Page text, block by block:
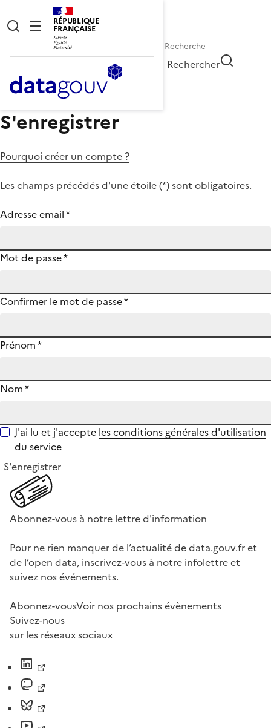
RÉPUBLIQUE
FRANÇAISE
Rechercher
S'enregistrer
Pourquoi créer un compte ?
Les champs précédés d'une étoile (*) sont obligatoires.
Adresse email*
Mot de passe*
Confirmer le mot de passe*
Prénom*
Nom*
J'ai lu et j'accepte les conditions générales d'utilisation
du service
S'enregistrer
Abonnez-vous à notre lettre d'information
Pour ne rien manquer de l’actualité de data.gouv.fr et
de l’open data, inscrivez-vous à notre infolettre et
suivez nos événements.
Abonnez-vousVoir nos prochains évènements
Suivez-nous
sur les réseaux sociaux